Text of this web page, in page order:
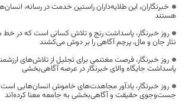
خبرنگاران، این طلایه‌داران راستین خدمت در رسانه،
هستند
روز خبرنگار، پاسداشت رنج و تلاش کسانی است که در خط
نثار جان و مال، پرچم آگاهی را بر دوش می‌کشند
روز خبرنگار، فرصت مغتنمی برای تجلیل از تلاش‌های
پاسداشت جایگاه والای خبرنگار در عرصه آگاهی‌بخشی
روز خبرنگار، یادآور مجاهدت‌های خاموش انسان‌هایی است
جست‌وجوی حقیقت و آگاهی‌بخشی به جامعه معنا کرده‌اند